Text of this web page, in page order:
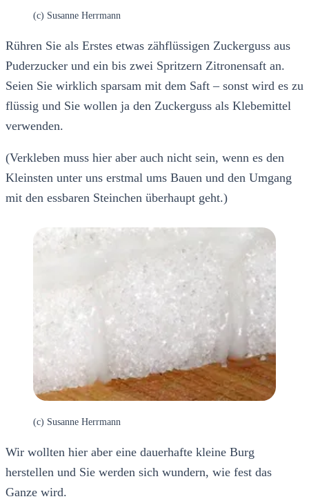
(c) Susanne Herrmann
Rühren Sie als Erstes etwas zähflüssigen Zuckerguss aus
Puderzucker und ein bis zwei Spritzern Zitronensaft an.
Seien Sie wirklich sparsam mit dem Saft – sonst wird es zu
flüssig und Sie wollen ja den Zuckerguss als Klebemittel
verwenden.
(Verkleben muss hier aber auch nicht sein, wenn es den
Kleinsten unter uns erstmal ums Bauen und den Umgang
mit den essbaren Steinchen überhaupt geht.)
(c) Susanne Herrmann
Wir wollten hier aber eine dauerhafte kleine Burg
herstellen und Sie werden sich wundern, wie fest das
Ganze wird.